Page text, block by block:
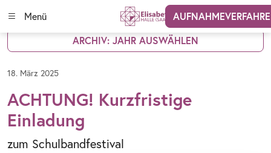
Menü
18. März 2025
ACHTUNG! Kurzfristige
Einladung
zum Schulbandfestival
ARCHIV: JAHR AUSWÄHLEN